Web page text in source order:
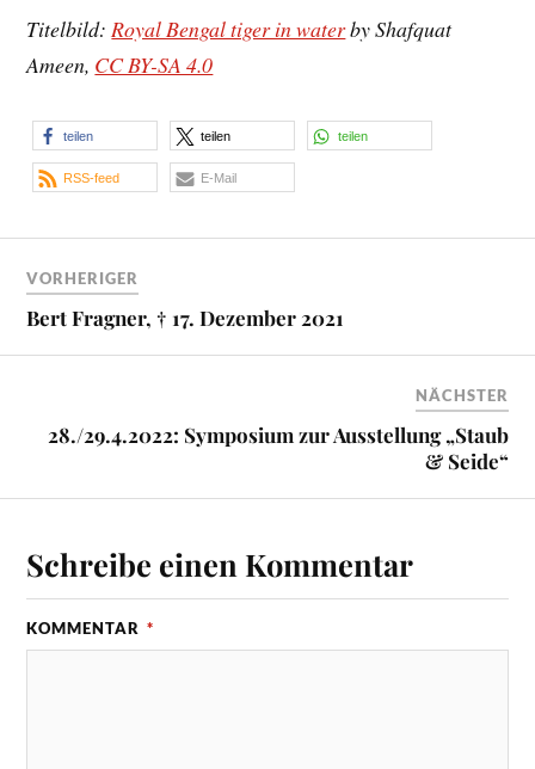
Titelbild: Royal Bengal tiger in waterby Shafquat
Ameen, CC BY-SA 4.0
teilen teilen teilen
RSS-feed E-Mail
VORHERIGER
Bert Fragner, † 17. Dezember 2021
NÄCHSTER
28./29.4.2022: Symposium zur Ausstellung „Staub
& Seide“
Schreibe einen Kommentar
KOMMENTAR *